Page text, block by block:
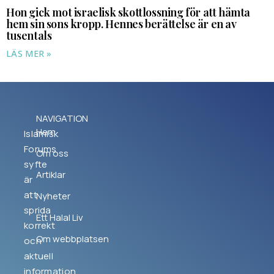
Hon gick mot israelisk skottlossning för att hämta
hem sin sons kropp. Hennes berättelse är en av
tusentals
LÄS MER »
Islamisk
Forums
syfte
är
att
sprida
korrekt
och
aktuell
information
NAVIGATION
Hem
Om oss
Artiklar
Nyheter
Ett Halal Liv
Om webbplatsen